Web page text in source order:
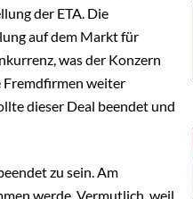
der ETA. Die
auf dem Markt für
was der Konzern
Fremdfirmen weiter
dieser Deal beendet und
zu sein. Am
werde. Vermutlich, weil